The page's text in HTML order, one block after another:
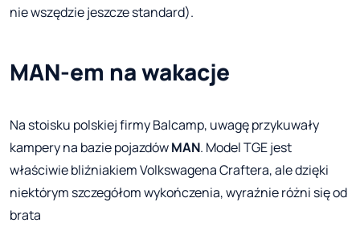
nie wszędzie jeszcze standard).
MAN-em na wakacje
Na stoisku polskiej firmy Balcamp, uwagę przykuwały
kampery na bazie pojazdówMAN. Model TGE jest
właściwie bliźniakiem Volkswagena Craftera, ale dzięki
niektórym szczegółom wykończenia, wyraźnie różni się od
brata